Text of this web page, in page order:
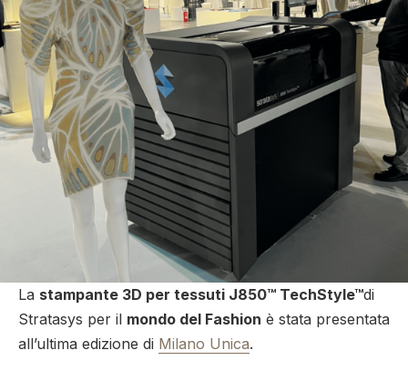
La stampante 3D per tessuti J850™ TechStyle™di
Stratasys per il mondo del Fashion è stata presentata
all’ultima edizione di Milano Unica.